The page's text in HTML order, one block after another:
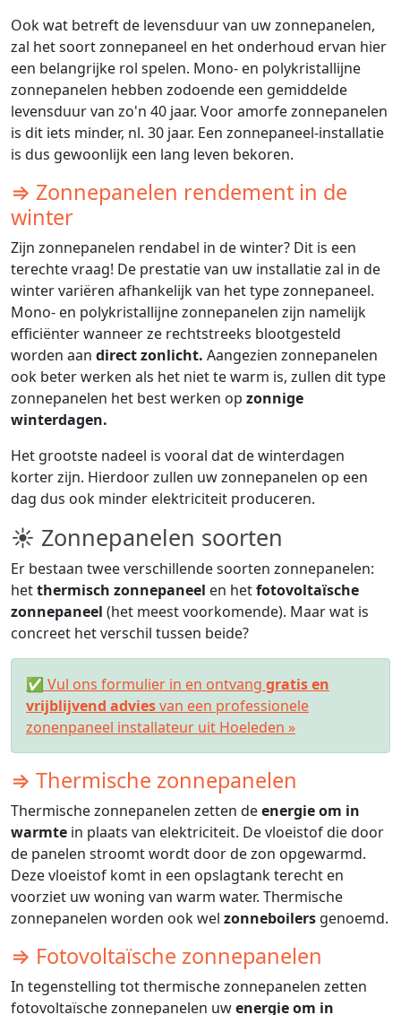
Ook wat betreft de levensduur van uw zonnepanelen,
zal het soort zonnepaneel en het onderhoud ervan hier
een belangrijke rol spelen. Mono- en polykristallijne
zonnepanelen hebben zodoende een gemiddelde
levensduur van zo'n 40 jaar. Voor amorfe zonnepanelen
is dit iets minder, nl. 30 jaar. Een zonnepaneel-installatie
is dus gewoonlijk een lang leven bekoren.
⇒ Zonnepanelen rendement in de
winter
Zijn zonnepanelen rendabel in de winter? Dit is een
terechte vraag! De prestatie van uw installatie zal in de
winter variëren afhankelijk van het type zonnepaneel.
Mono- en polykristallijne zonnepanelen zijn namelijk
efficiënter wanneer ze rechtstreeks blootgesteld
worden aan direct zonlicht. Aangezien zonnepanelen
ook beter werken als het niet te warm is, zullen dit type
zonnepanelen het best werken op zonnige
winterdagen.
Het grootste nadeel is vooral dat de winterdagen
korter zijn. Hierdoor zullen uw zonnepanelen op een
dag dus ook minder elektriciteit produceren.
☀ Zonnepanelen soorten
Er bestaan twee verschillende soorten zonnepanelen:
hetthermisch zonnepaneel en hetfotovoltaïsche
zonnepaneel (het meest voorkomende). Maar wat is
concreet het verschil tussen beide?
✅ Vul ons formulier in en ontvang gratis en
vrijblijvend adviesvan een professionele
zonenpaneel installateur uit Hoeleden »
⇒ Thermische zonnepanelen
Thermische zonnepanelen zetten deenergie om in
warmte in plaats van elektriciteit. De vloeistof die door
de panelen stroomt wordt door de zon opgewarmd.
Deze vloeistof komt in een opslagtank terecht en
voorziet uw woning van warm water. Thermische
zonnepanelen worden ook wel zonneboilers genoemd.
⇒ Fotovoltaïsche zonnepanelen
In tegenstelling tot thermische zonnepanelen zetten
fotovoltaïsche zonnepanelen uwenergie om in